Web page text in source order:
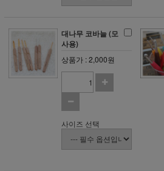
대나무 코바늘 (모
사용)
상품가 : 2,000원
사이즈 선택